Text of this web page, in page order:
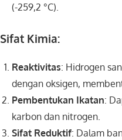
(-259,2 °C).
Sifat Kimia:
Reaktivitas: Hidrogen
dengan oksigen,
Pembentukan Ikatan:
karbon dan nitrogen.
Sifat Reduktif: Dalam